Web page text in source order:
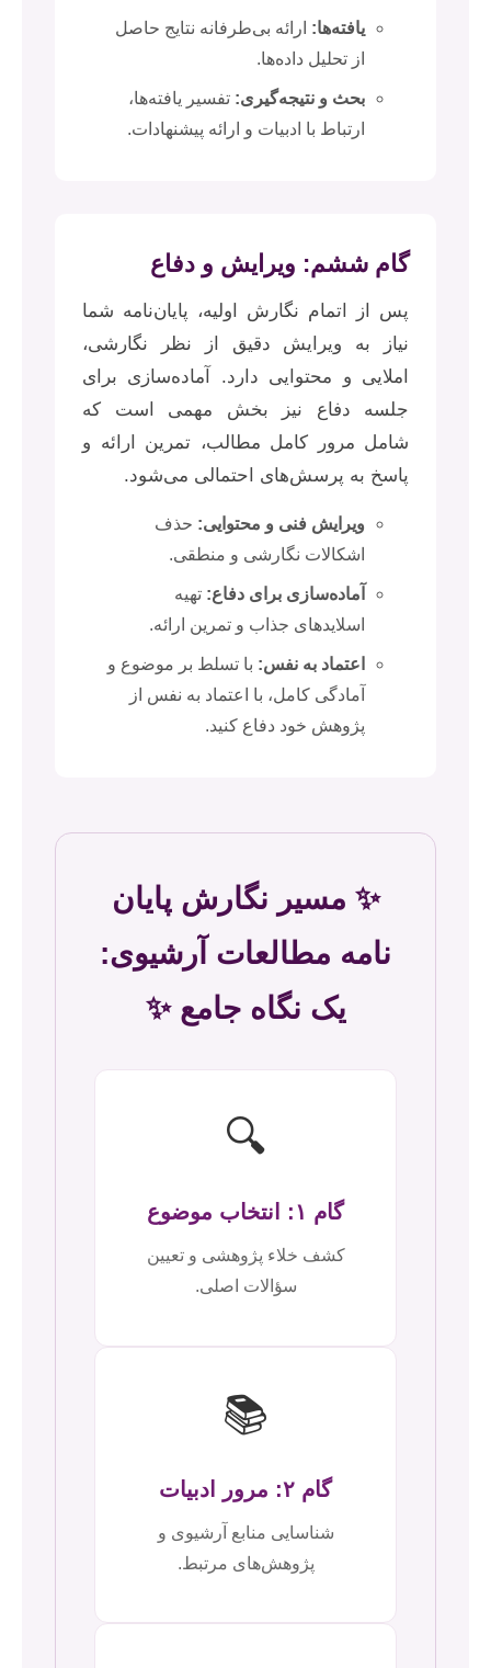
یافته‌ها: ارائه بی‌طرفانه نتایج حاصل
از تحلیل داده‌ها.
بحث و نتیجه‌گیری: تفسیر یافته‌ها،
ارتباط با ادبیات و ارائه پیشنهادات.
گام ششم: ویرایش و دفاع
پس از اتمام نگارش اولیه، پایان‌نامه شما
نیاز به ویرایش دقیق از نظر نگارشی،
املایی و محتوایی دارد. آماده‌سازی برای
جلسه دفاع نیز بخش مهمی است که
شامل مرور کامل مطالب، تمرین ارائه و
پاسخ به پرسش‌های احتمالی می‌شود.
ویرایش فنی و محتوایی: حذف
اشکالات نگارشی و منطقی.
آماده‌سازی برای دفاع: تهیه
اسلایدهای جذاب و تمرین ارائه.
اعتماد به نفس: با تسلط بر موضوع و
آمادگی کامل، با اعتماد به نفس از
پژوهش خود دفاع کنید.
✨ مسیر نگارش پایان
نامه مطالعات آرشیوی:
یک نگاه جامع ✨
🔍
گام ۱: انتخاب موضوع
کشف خلاء پژوهشی و تعیین
سؤالات اصلی.
📚
گام ۲: مرور ادبیات
شناسایی منابع آرشیوی و
پژوهش‌های مرتبط.